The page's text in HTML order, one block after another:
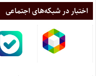
اختبار در شبکه‌های اجتماعی